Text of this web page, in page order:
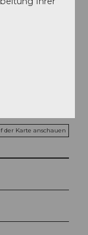
der Karte anschauen